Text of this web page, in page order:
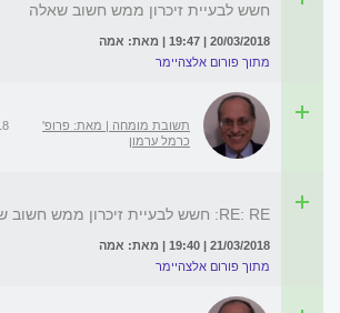
חשש לבעיית זיכרון ממש חשוב שאלה
20/03/2018 | 19:47 | מאת: אמה
מתוך פורום אלצהיימר
תשובת מומחה | מאת: פרופ'
כרמל ערמון
RE: RE: חשש לבעיית זיכרון ממש חשוב שאלה
21/03/2018 | 19:40 | מאת: אמה
מתוך פורום אלצהיימר